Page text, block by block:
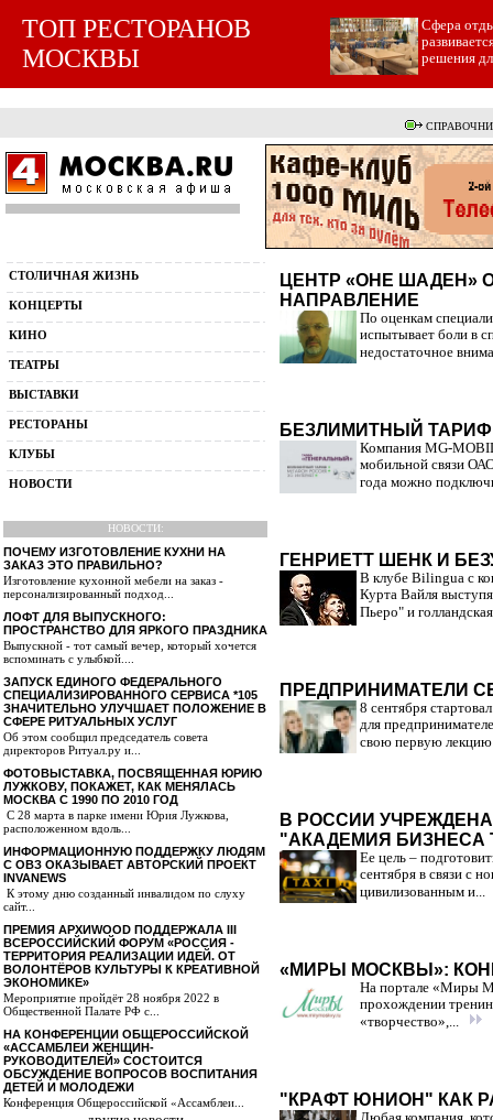
ТОП РЕСТОРАНОВ
МОСКВЫ
Cфера
решения
СТОЛИЧНАЯ ЖИЗНЬ
КОНЦЕРТЫ
КИНО
ТЕАТРЫ
ВЫСТАВКИ
РЕСТОРАНЫ
КЛУБЫ
НОВОСТИ
НОВОСТИ:
ПОЧЕМУ ИЗГОТОВЛЕНИЕ КУХНИ НА
ЗАКАЗ ЭТО ПРАВИЛЬНО?
Изготовление кухонной мебели на заказ -
персонализированный подход...
ЛОФТ ДЛЯ ВЫПУСКНОГО:
ПРОСТРАНСТВО ДЛЯ ЯРКОГО ПРАЗДНИКА
Выпускной - тот самый вечер, который хочется
вспоминать с улыбкой....
ЗАПУСК ЕДИНОГО ФЕДЕРАЛЬНОГО
СПЕЦИАЛИЗИРОВАННОГО СЕРВИСА *105
ЗНАЧИТЕЛЬНО УЛУЧШАЕТ ПОЛОЖЕНИЕ В
СФЕРЕ РИТУАЛЬНЫХ УСЛУГ
Об этом сообщил председатель совета
директоров Ритуал.ру и...
ФОТОВЫСТАВКА, ПОСВЯЩЕННАЯ ЮРИЮ
ЛУЖКОВУ, ПОКАЖЕТ, КАК МЕНЯЛАСЬ
МОСКВА С 1990 ПО 2010 ГОД
С 28 марта в парке имени Юрия Лужкова,
расположенном вдоль...
ИНФОРМАЦИОННУЮ ПОДДЕРЖКУ ЛЮДЯМ
С ОВЗ ОКАЗЫВАЕТ АВТОРСКИЙ ПРОЕКТ
INVANEWS
К этому дню созданный инвалидом по слуху
сайт...
ПРЕМИЯ АРХИWOOD ПОДДЕРЖАЛА III
ВСЕРОССИЙСКИЙ ФОРУМ «РОССИЯ -
ТЕРРИТОРИЯ РЕАЛИЗАЦИИ ИДЕЙ. ОТ
ВОЛОНТЁРОВ КУЛЬТУРЫ К КРЕАТИВНОЙ
ЭКОНОМИКЕ»
Мероприятие пройдёт 28 ноября 2022 в
Общественной Палате РФ с...
НА КОНФЕРЕНЦИИ ОБЩЕРОССИЙСКОЙ
«АССАМБЛЕИ ЖЕНЩИН-
РУКОВОДИТЕЛЕЙ» СОСТОИТСЯ
ОБСУЖДЕНИЕ ВОПРОСОВ ВОСПИТАНИЯ
ДЕТЕЙ И МОЛОДЕЖИ
Конференция Общероссийской «Ассамблеи...
ЦЕНТР «ОНЕ ШАДЕН»
НАПРАВЛЕНИЕ
По оценкам
испытывает боли в
недостаточное
БЕЗЛИМИТНЫЙ
Компания MG-
мобильной связи
года можно
ГЕНРИЕТТ ШЕНК И
В клубе Bilingua с
Курта Вайля
Пьеро" и
ПРЕДПРИНИМАТЕЛИ
8 сентября
для
свою первую
В РОССИИ
"АКАДЕМИЯ БИЗНЕСА
Ее цель –
сентября в связи с
цивилизованным и...
«МИРЫ МОСКВЫ»:
На портале «Миры
прохождении
«творчество»,...
"КРАФТ ЮНИОН" КАК